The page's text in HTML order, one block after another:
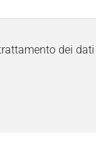
dei